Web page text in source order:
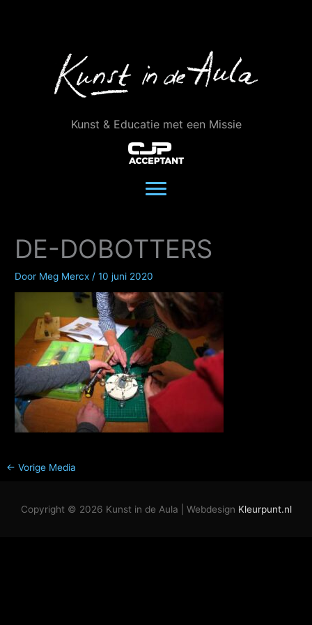
Kunst & Educatie met een Missie
DE-DOBOTTERS
Door Meg Mercx /10 juni 2020
← Vorige Media
Copyright © 2026 Kunst in de Aula | Webdesign Kleurpunt.nl